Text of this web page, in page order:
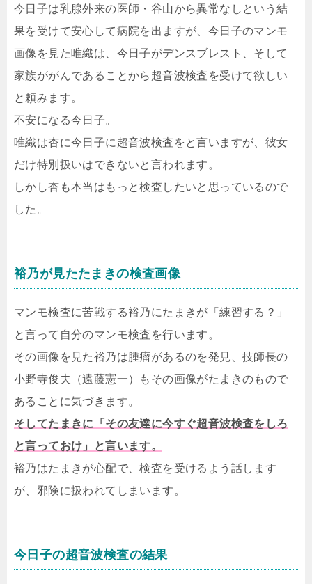
今日子は乳腺外来の医師・谷山から異常なしという結
果を受けて安心して病院を出ますが、今日子のマンモ
画像を見た唯織は、今日子がデンスブレスト、そして
家族ががんであることから超音波検査を受けて欲しい
と頼みます。
不安になる今日子。
唯織は杏に今日子に超音波検査をと言いますが、彼女
だけ特別扱いはできないと言われます。
しかし杏も本当はもっと検査したいと思っているので
した。
裕乃が見たたまきの検査画像
マンモ検査に苦戦する裕乃にたまきが「練習する？」
と言って自分のマンモ検査を行います。
その画像を見た裕乃は腫瘤があるのを発見、技師長の
小野寺俊夫（遠藤憲一）もその画像がたまきのもので
あることに気づきます。
そしてたまきに「その友達に今すぐ超音波検査をしろ
と言っておけ」と言います。
裕乃はたまきが心配で、検査を受けるよう話します
が、邪険に扱われてしまいます。
今日子の超音波検査の結果